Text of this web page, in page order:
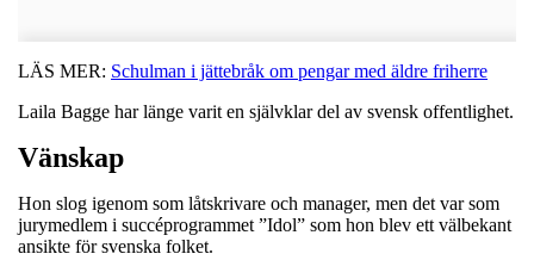
LÄS MER: Schulman i jättebråk om pengar med äldre friherre
Laila Bagge har länge varit en självklar del av svensk offentlighet.
Vänskap
Hon slog igenom som låtskrivare och manager, men det var som
jurymedlem i succéprogrammet ”Idol” som hon blev ett välbekant
ansikte för svenska folket.